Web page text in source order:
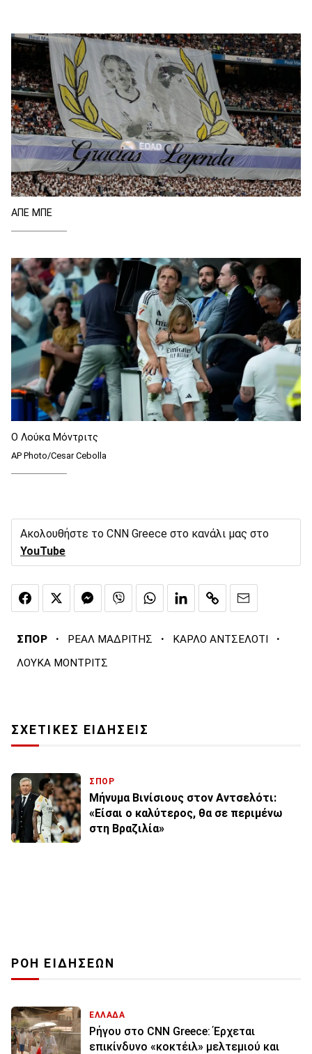
ΑΠΕ ΜΠΕ
Ο Λούκα Μόντριτς
AP Photo/Cesar Cebolla
Ακολουθήστε το CNN Greece στο κανάλι μας στο
YouTube
ΣΠΟΡ · ΡΕΑΛ ΜΑΔΡΙΤΗΣ · ΚΑΡΛΟ ΑΝΤΣΕΛΟΤΙ ·
ΛΟΥΚΑ ΜΟΝΤΡΙΤΣ
ΣΧΕΤΙΚΕΣ ΕΙΔΗΣΕΙΣ
ΣΠΟΡ
Μήνυμα Βινίσιους στον Αντσελότι:
«Είσαι ο καλύτερος, θα σε περιμένω
στη Βραζιλία»
ΡΟΗ ΕΙΔΗΣΕΩΝ
ΕΛΛΑΔΑ
Ρήγου στο CNN Greece: Έρχεται
επικίνδυνο «κοκτέιλ» μελτεμιού και